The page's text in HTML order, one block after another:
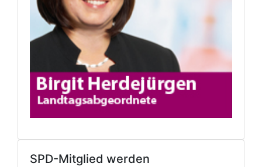
SPD-Mitglied werden